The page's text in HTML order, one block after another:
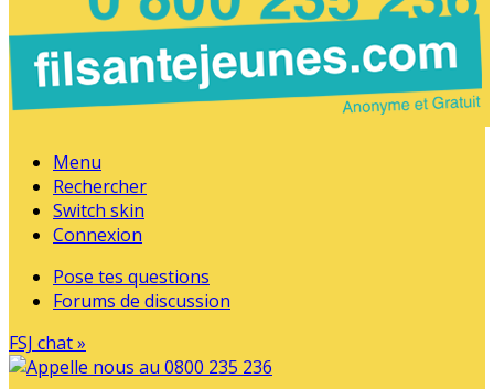
Menu
Rechercher
Switch skin
Connexion
Pose tes questions
Forums de discussion
FSJ chat »